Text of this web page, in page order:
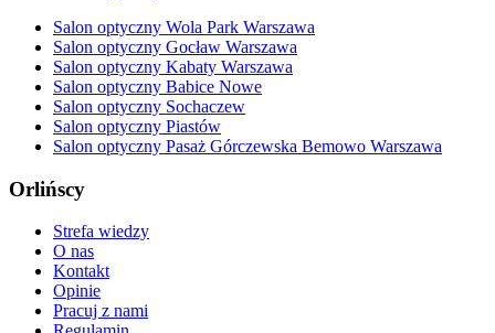
Salon optyczny Wola Park Warszawa
Salon optyczny Gocław Warszawa
Salon optyczny Kabaty Warszawa
Salon optyczny Babice Nowe
Salon optyczny Sochaczew
Salon optyczny Piastów
Salon optyczny Pasaż Górczewska Bemowo Warszawa
Orlińscy
Strefa wiedzy
O nas
Kontakt
Opinie
Pracuj z nami